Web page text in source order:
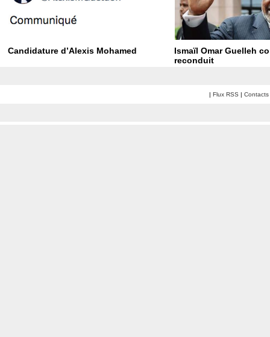
Candidature d’Alexis Mohamed
Ismaïl Omar Guelleh
reconduit
| Flux RSS | Contacts